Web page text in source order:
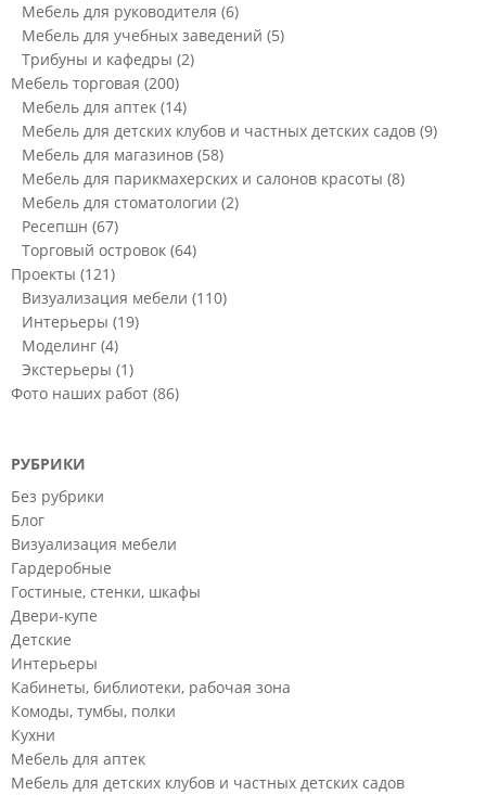
Мебель для руководителя (6)
Мебель для учебных заведений (5)
Трибуны и кафедры (2)
Мебель торговая (200)
Мебель для аптек (14)
Мебель для детских клубов и частных детских садов (9)
Мебель для магазинов (58)
Мебель для парикмахерских и салонов красоты (8)
Мебель для стоматологии (2)
Ресепшн (67)
Торговый островок (64)
Проекты (121)
Визуализация мебели (110)
Интерьеры (19)
Моделинг (4)
Экстерьеры (1)
Фото наших работ (86)
РУБРИКИ
Без рубрики
Блог
Визуализация мебели
Гардеробные
Гостиные, стенки, шкафы
Двери-купе
Детские
Интерьеры
Кабинеты, библиотеки, рабочая зона
Комоды, тумбы, полки
Кухни
Мебель для аптек
Мебель для детских клубов и частных детских садов